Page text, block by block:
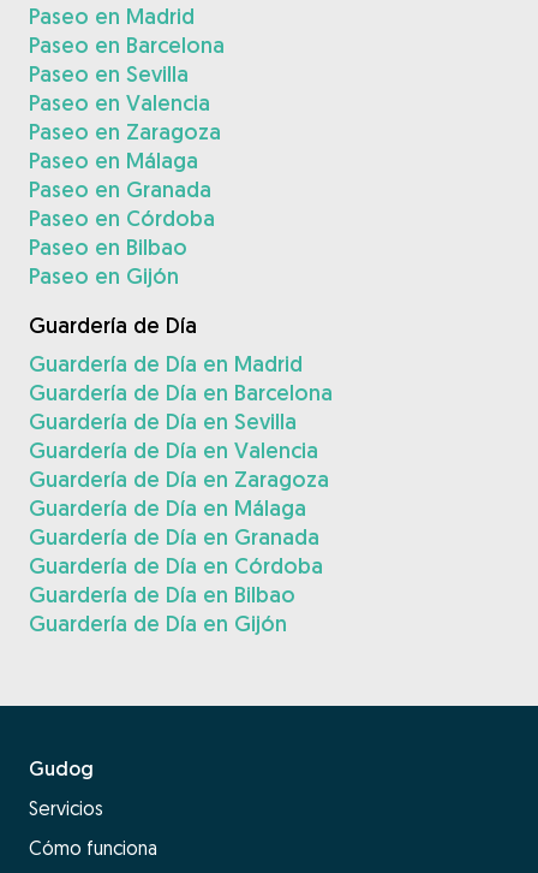
Paseo en Madrid
Paseo en Barcelona
Paseo en Sevilla
Paseo en Valencia
Paseo en Zaragoza
Paseo en Málaga
Paseo en Granada
Paseo en Córdoba
Paseo en Bilbao
Paseo en Gijón
Guardería de Día
Guardería de Día en Madrid
Guardería de Día en Barcelona
Guardería de Día en Sevilla
Guardería de Día en Valencia
Guardería de Día en Zaragoza
Guardería de Día en Málaga
Guardería de Día en Granada
Guardería de Día en Córdoba
Guardería de Día en Bilbao
Guardería de Día en Gijón
Gudog
Servicios
Cómo funciona